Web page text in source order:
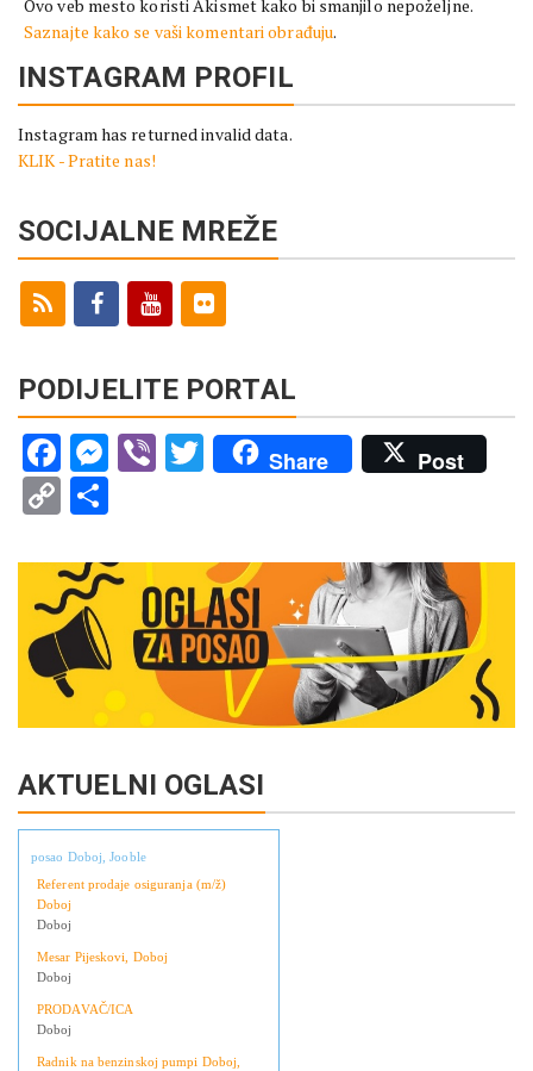
Ovo veb mesto koristi Akismet kako bi smanjilo nepoželjne.
Saznajte kako se vaši komentari obrađuju.
INSTAGRAM PROFIL
Instagram has returned invalid data.
KLIK - Pratite nas!
SOCIJALNE MREŽE
PODIJELITE PORTAL
Facebook
Messenger
ViberTwitter
Share Post
Copy
AKTUELNI OGLASI
posao Doboj, Jooble
Referent prodaje osiguranja (m/ž)
Doboj
Doboj
Mesar Pijeskovi, Doboj
Doboj
PRODAVAČ/ICA
Doboj
Radnik na benzinskoj pumpi Doboj,